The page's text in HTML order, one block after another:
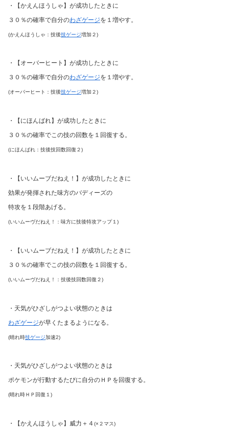
・【かえんほうしゃ】が成功したときに
３０％の確率で自分のわざゲージを１増やす。
(かえんほうしゃ：技後技ゲージ増加２)
・【オーバーヒート】が成功したときに
３０％の確率で自分のわざゲージを１増やす。
(オーバーヒート：技後技ゲージ増加２)
・【にほんばれ】が成功したときに
３０％の確率でこの技の回数を１回復する。
(にほんばれ：技後技回数回復２)
・【いいムーブだねえ！】が成功したときに
効果が発揮された味方のバディーズの
特攻を１段階あげる。
(いいムーヴだねえ！：味方に技後特攻アップ１)
・【いいムーブだねえ！】が成功したときに
３０％の確率でこの技の回数を１回復する。
(いいムーヴだねえ！：技後技回数回復２)
・天気がひざしがつよい状態のときは
わざゲージが早くたまるようになる。
(晴れ時技ゲージ加速2)
・天気がひざしがつよい状態のときは
ポケモンが行動するたびに自分のＨＰを回復する。
(晴れ時ＨＰ回復１)
・【かえんほうしゃ】威力＋４(×２マス)